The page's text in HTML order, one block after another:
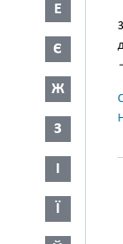
Е
Є
Ж
З
І
Ї